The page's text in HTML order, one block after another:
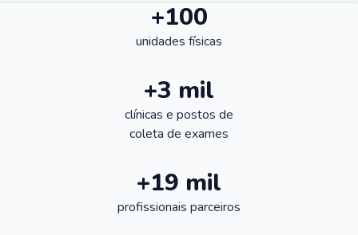
+100
unidades físicas
+3 mil
clínicas e postos de
coleta de exames
+19 mil
profissionais parceiros